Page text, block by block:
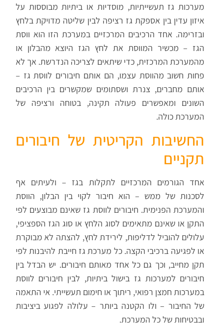
מערכות גז תעשייתיות, מוסדיות או ביתיות מבוססות על
איזון עדין בין אספקת גז רציפה לבין שליטה מדויקת בלחץ
ובזרימה. אחד הרכיבים המרכזיים במערכת הזו הוא ווסת
הגז – מכשיר המווסת את לחץ הגז היוצא מהבלון או
מהמערכת המרכזית, כדי שיתאים לצריכה הנדרשת. אך לא
פחות חשוב מהווסת עצמו, הם אותם חיבורים לווסת גז –
אותם מחברים, צנרת ושסתומים שמקשרים בין הרכיבים
השונים ומאפשרים פעולה תקינה, בטוחה ורציפה של
המערכת כולה.
החשיבות הקריטית של חיבורים
תקניים
אחד הגורמים המרכזיים לתקלות בגז – ולעיתים אף
לסכנות של ממש – הוא חיבור לקוי בין הבלון, הווסת
והמערכת הפנימית. חיבורים לווסת גז שאינם מבוצעים לפי
התקן או שאינם מתאימים לסוג הלחץ או סוג הגז הספציפי,
עלולים להוביל לדליפות, לירידת לחץ, להצתה לא מבוקרת
או לפגיעה ברכיבי הקצה. כל מערכת גז חייבת להיבנות לפי
תקן מחייב, וכך גם כל אחד מאותם חיבורים. יש הבדל בין
חיבורים למערכות גז בישול ביתיות, לבין חיבורים לווסת
במערכות חמצן רפואי, ריתוך או חימום תעשייתי. אי התאמה
של החיבור – ולו הקטנה ביותר – עלולה לפגוע ביציבות
ובבטיחות של כל המערכת.